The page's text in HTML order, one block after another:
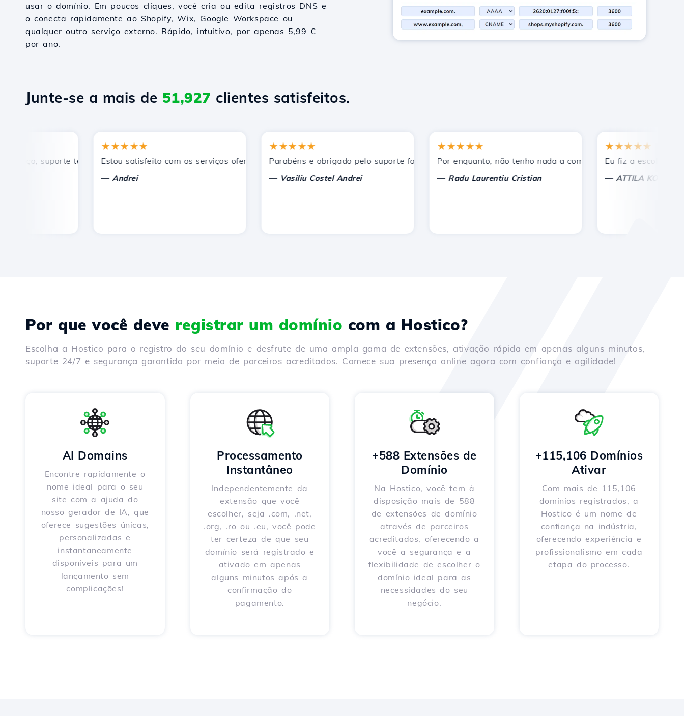
usar o domínio. Em poucos cliques, você cria ou edita registros DNS e
o conecta rapidamente ao Shopify, Wix, Google Workspace ou
qualquer outro serviço externo. Rápido, intuitivo, por apenas 5,99 €
por ano.
Junte-se a mais de 51,927 clientes satisfeitos.
suporte técnico rápido e eficiente.
★★★★★
Estou satisfeito com os serviços oferecidos pela Hostico. Eu os recomendei a outros conhecidos.
Andrei
★★★★★
Parabéns e obrigado pelo suporte fornecido!
Vasiliu Costel Andrei
★★★★★
Por enquanto, não tenho nada a comentar, apenas a apreciar.
Radu Laurentiu Cristian
★★★★★
Eu fiz a escolha certa
ATTILA KOLES
Por que você deve registrar um domínio com a Hostico?
Escolha a Hostico para o registro do seu domínio e desfrute de uma ampla gama de extensões, ativação rápida em apenas alguns minutos,
suporte 24/7 e segurança garantida por meio de parceiros acreditados. Comece sua presença online agora com confiança e agilidade!
AI Domains
Encontre rapidamente o
nome ideal para o seu
site com a ajuda do
nosso gerador de IA, que
oferece sugestões únicas,
personalizadas e
instantaneamente
disponíveis para um
lançamento sem
complicações!
Processamento
Instantâneo
Independentemente da
extensão que você
escolher, seja .com, .net,
.org, .ro ou .eu, você pode
ter certeza de que seu
domínio será registrado e
ativado em apenas
alguns minutos após a
confirmação do
pagamento.
+588 Extensões de
Domínio
Na Hostico, você tem à
disposição mais de 588
de extensões de domínio
através de parceiros
acreditados, oferecendo a
você a segurança e a
flexibilidade de escolher o
domínio ideal para as
necessidades do seu
negócio.
+115,106 Domínios
Ativar
Com mais de 115,106
domínios registrados, a
Hostico é um nome de
confiança na indústria,
oferecendo experiência e
profissionalismo em cada
etapa do processo.